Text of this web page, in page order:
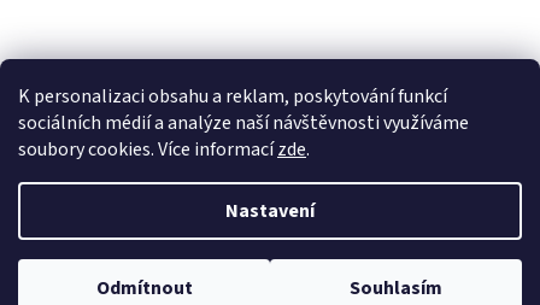
K personalizaci obsahu a reklam, poskytování funkcí
sociálních médií a analýze naší návštěvnosti využíváme
soubory cookies. Více informacízde.
Nastavení
Odmítnout Souhlasím
Copyright 2026100pa. Všechna práva vyhrazena.Upravit nastavení